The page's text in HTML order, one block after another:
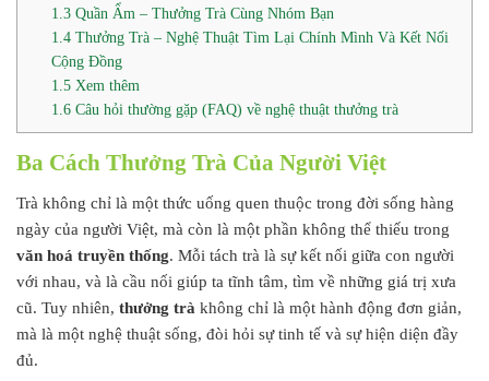
1.3 Quần Ẩm – Thưởng Trà Cùng Nhóm Bạn
1.4 Thưởng Trà – Nghệ Thuật Tìm Lại Chính Mình Và Kết Nối
Cộng Đồng
1.5 Xem thêm
1.6 Câu hỏi thường gặp (FAQ) về nghệ thuật thưởng trà
Ba Cách Thưởng Trà Của Người Việt
Trà không chỉ là một thức uống quen thuộc trong đời sống hàng
ngày của người Việt, mà còn là một phần không thể thiếu trong
văn hoá truyền thống. Mỗi tách trà là sự kết nối giữa con người
với nhau, và là cầu nối giúp ta tĩnh tâm, tìm về những giá trị xưa
cũ. Tuy nhiên, thưởng trà không chỉ là một hành động đơn giản,
mà là một nghệ thuật sống, đòi hỏi sự tinh tế và sự hiện diện đầy
đủ.